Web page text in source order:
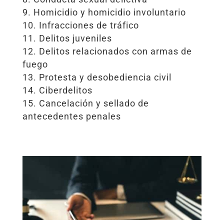
Homicidio y homicidio involuntario
Infracciones de tráfico
Delitos juveniles
Delitos relacionados con armas de
fuego
Protesta y desobediencia civil
Ciberdelitos
Cancelación y sellado de
antecedentes penales